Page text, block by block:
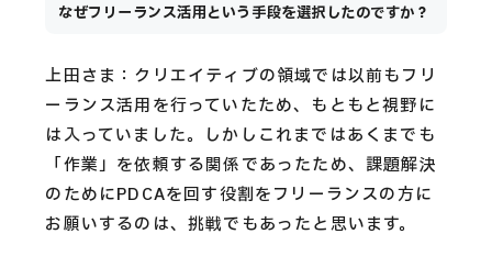
なぜフリーランス活用という手段を選択したのですか？
上田さま：クリエイティブの領域では以前もフリ
ーランス活用を行っていたため、もともと視野に
は入っていました。しかしこれまではあくまでも
「作業」を依頼する関係であったため、課題解決
のためにPDCAを回す役割をフリーランスの方に
お願いするのは、挑戦でもあったと思います。